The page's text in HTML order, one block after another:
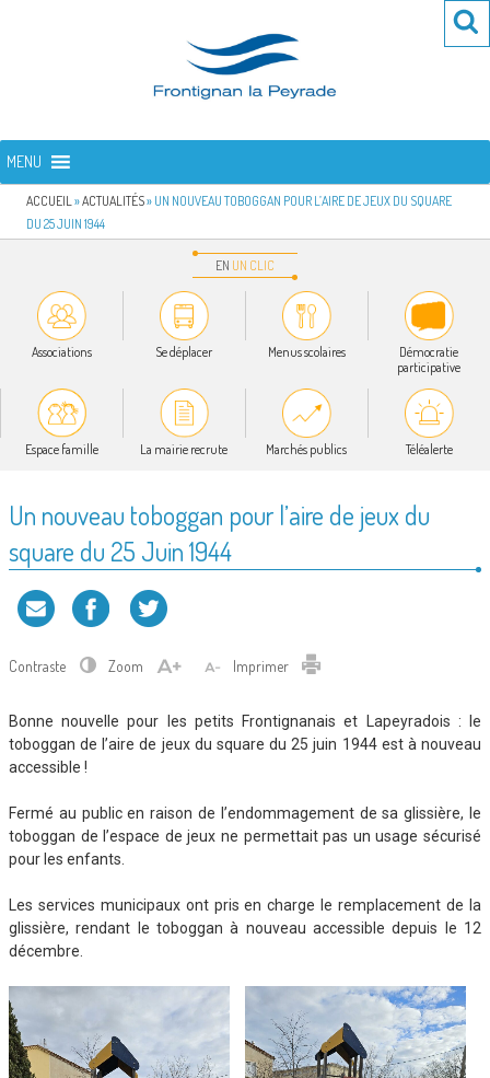
FRONTIGNAN LA PEYRADE
MENU
ACCUEIL »ACTUALITÉS» UN NOUVEAU TOBOGGAN POUR L’AIRE DE JEUX DU SQUARE
DU 25 JUIN 1944
EN UN CLIC
Associations Se déplacer Menus scolaires
Démocratie
participative
Espace famille La mairie recrute Marchés publics Téléalerte
Un nouveau toboggan pour l’aire de jeux du
square du 25 Juin 1944
Contraste Zoom Imprimer
Bonne nouvelle pour les petits Frontignanais et Lapeyradois : le
toboggan de l’aire de jeux du square du 25 juin 1944 est à nouveau
accessible !
Fermé au public en raison de l’endommagement de sa glissière, le
toboggan de l’espace de jeux ne permettait pas un usage sécurisé
pour les enfants.
Les services municipaux ont pris en charge le remplacement de la
glissière, rendant le toboggan à nouveau accessible depuis le 12
décembre.